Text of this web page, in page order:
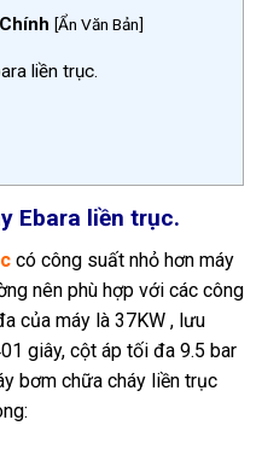
[Ẩn Văn Bản]
liền trục.
Ebara liền trục.
có công suất nhỏ hơn máy
nên phù hợp với các công
của máy là 37KW , lưu
giây, cột áp tối đa 9.5 bar
bơm chữa cháy liền trục